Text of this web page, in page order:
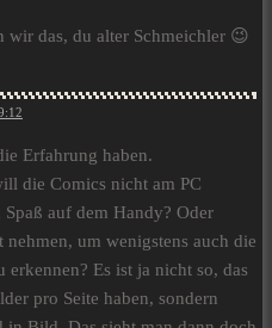
wir das, du alter Schmeichler 😉
Erfahrung haben.
die Comics nicht am PC
auf dem Handy? Oder
um wenigstens auch die
erkennen? Es ist ja nicht so, das
pro Seite haben, sondern